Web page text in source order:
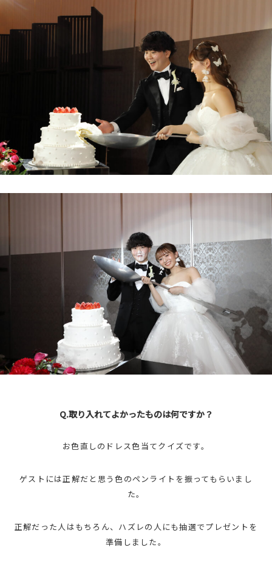
Q.取り入れてよかったものは何ですか？
お色直しのドレス色当てクイズです。
ゲストには正解だと思う色のペンライトを振ってもらいまし
た。
正解だった人はもちろん、ハズレの人にも抽選でプレゼントを
準備しました。